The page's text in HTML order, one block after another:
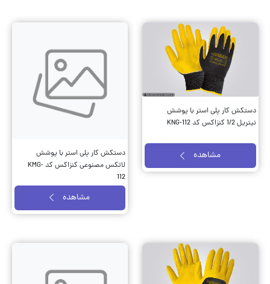
دستکش کار پلی استر با پوشش
نیتریل 1/2 کنزاکس کد KNG-112
مشاهده
دستکش کار پلی استر با پوشش
لاتکس مصنوعی کنزاکس کد KMG-
112
مشاهده